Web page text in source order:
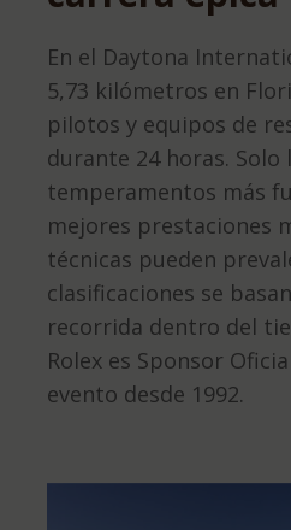
En el Daytona
5,73 kilómetros en
pilotos y equipos de
durante 24 horas. Solo
temperamentos más
mejores prestaciones
técnicas pueden
clasificaciones se
recorrida dentro del
Rolex es Sponsor
evento desde 1992.